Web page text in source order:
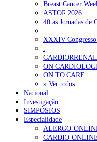
Breast Cancer
ASTOR 2026
40.as Jornadas de
.
XXXIV
.
ON
ON TO CARE
» Ver todos
Nacional
Investigação
SIMPÓSIOS
Especialidade
ALERGO-
CARDIO-ONLINE